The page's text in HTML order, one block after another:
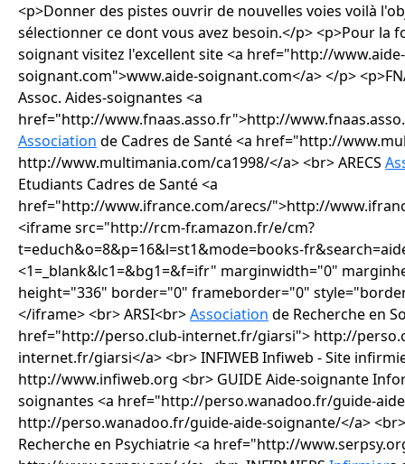
<p>Donner des pistes ouvrir de nouvelles voies voilà
sélectionner ce dont vous avez besoin.</p> <p>Pour la
soignant visitez l'excellent site <a href="http://www.aide-
soignant.com">www.aide-soignant.com</a> </p>
Assoc. Aides-soignantes <a
href="http://www.fnaas.asso.fr">http://
Association de Cadres de Santé <a href="http://
http://www.multimania.com/ca1998/</a> <br> ARECS
Etudiants Cadres de Santé <a
href="http://www.ifrance.com/arecs/">http://
<iframe src="http://rcm-fr.amazon.fr/e/cm?
t=educh&o=8&p=16&l=st1&mode=books-
<1=_blank&lc1=&bg1=&f=ifr" marginwidth="0"
height="336" border="0" frameborder="0"
</iframe> <br> ARSI<br>Association de Recherche en
href="http://perso.club-internet.fr/giarsi"> http://
internet.fr/giarsi</a> <br> INFIWEB Infiweb - Site
http://www.infiweb.org <br> GUIDE Aide-soignante
soignantes <a href="http://perso.wanadoo.fr/guide-
http://perso.wanadoo.fr/guide-aide-soignante/</a> <br>
Recherche en Psychiatrie <a href="http://